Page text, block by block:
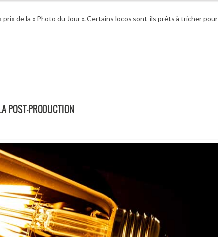
de la « Photo du Jour ». Certains locos sont-ils prêts à tricher pour
POST-PRODUCTION